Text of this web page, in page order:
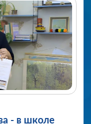
- в школе